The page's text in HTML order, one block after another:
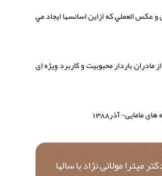
عكس العملي كه ازاين اسانسها ايجاد مي
باردار محبوبیت و کاربرد وِیژه ای
مامایی- آذر1388
مولائی نژاد با سالها